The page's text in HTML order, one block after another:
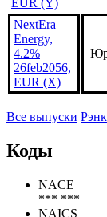
Energy,
4.75%
26feb2056,
EUR (Y)
NextEra
Energy,
26feb2056,
Коды